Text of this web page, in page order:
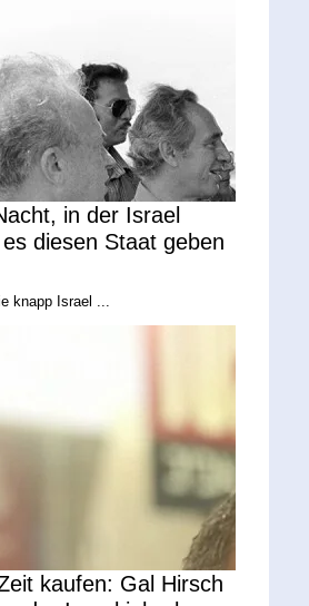
in der Israel
diesen Staat geben
knapp Israel ...
kaufen: Gal Hirsch